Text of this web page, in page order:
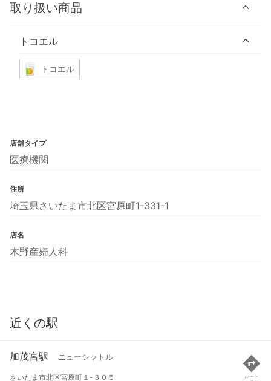
取り扱い商品
トコエル
トコエル
店舗タイプ
医療機関
住所
埼玉県さいたま市北区宮原町1-331-1
店名
木野産婦人科
近くの駅
加茂宮駅 ニューシャトル
さいたま市北区宮原町１-３０５
ルート